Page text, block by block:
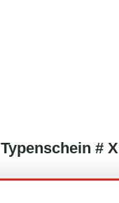
Typenschein # X